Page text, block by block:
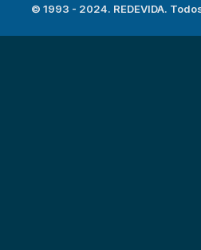
© 1993 - 2024. REDEVIDA.